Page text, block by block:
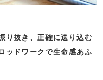
り抜き、正確に送り込む
ッドワークで生命感あふ